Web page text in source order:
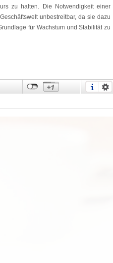
zu halten. Die Notwendigkeit einer
unbestreitbar, da sie dazu
für Wachstum und Stabilität zu